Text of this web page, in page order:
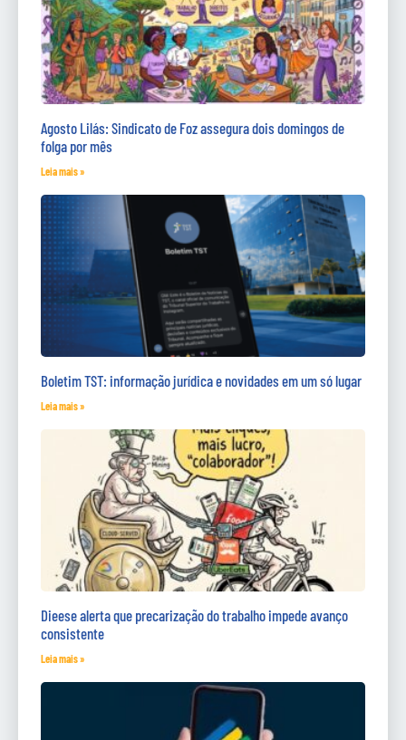
Agosto Lilás: Sindicato de Foz assegura dois domingos de
folga por mês
Leia mais »
Boletim TST: informação jurídica e novidades em um só lugar
Leia mais »
Dieese alerta que precarização do trabalho impede avanço
consistente
Leia mais »